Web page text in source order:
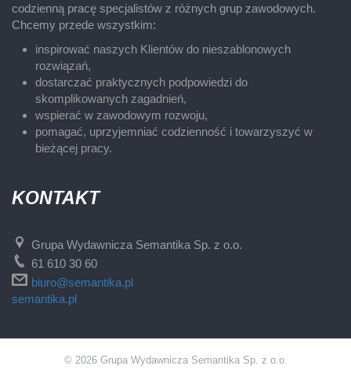
codzienną pracę specjalistów z różnych grup zawodowych.
Chcemy przede wszystkim:
inspirować naszych Klientów do nieszablonowych
rozwiązań,
dostarczać praktycznych podpowiedzi do
skomplikowanych zagadnień,
wspierać w zawodowym rozwoju,
pomagać, uprzyjemniać codzienność i towarzyszyć w
bieżącej pracy.
KONTAKT
Grupa Wydawnicza Semantika Sp. z o.o.
61 610 30 60
biuro@semantika.pl
semantika.pl
© 2026 Grupa Wydawnicza Semantika Sp. z o.o.